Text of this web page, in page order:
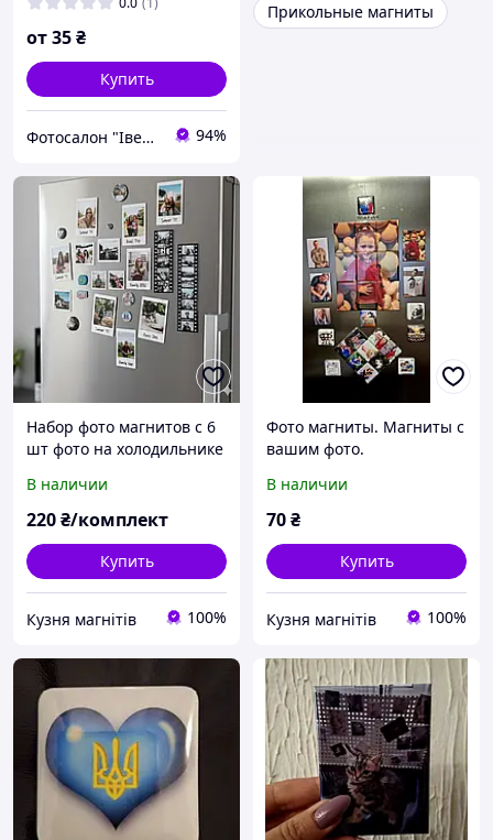
от35₴
Купить
Фотосалон "Івевал" 94%
Прикольные магниты
Набор фото магнитов с 6
шт фото на холодильнике
В наличии
220₴/комплект
Купить
Кузня магнітів 100%
Фото магниты. Магниты с
вашим фото.
В наличии
70₴
Купить
Кузня магнітів 100%